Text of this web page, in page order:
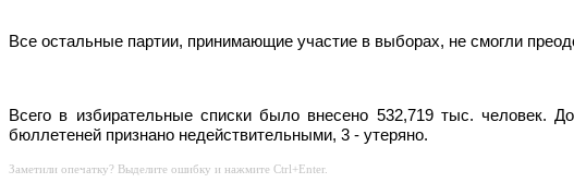
Все остальные партии, принимающие участие в выборах, не смогли
Всего в избирательные списки было внесено 532,719 тыс. человек.
бюллетеней признано недействительными, 3 - утеряно.
Заметили опечатку? Выделите ошибку и нажмите Ctrl+Enter.